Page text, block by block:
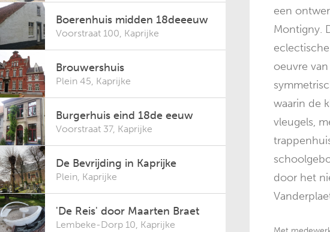
een
Montigny.
oeuvre
waarin de
vleugels,
door het
Boerenhuis midden 18deeeuw
Voorstraat 100, Kaprijke
Brouwershuis
Plein 45, Kaprijke
Burgerhuis eind 18de eeuw
Voorstraat 37, Kaprijke
De Bevrijding in Kaprijke
Plein, Kaprijke
'De Reis' door Maarten Braet
Lembeke-Dorp 10, Kaprijke